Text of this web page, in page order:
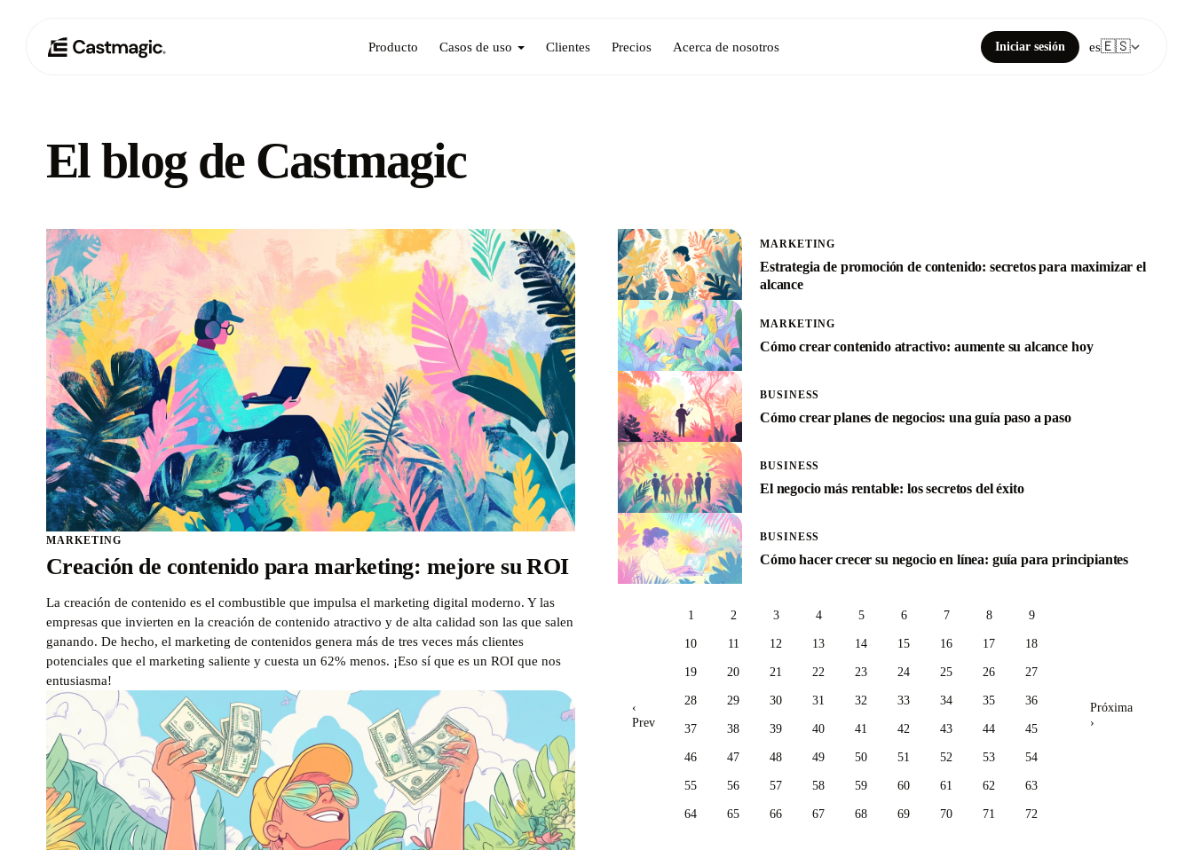
Producto Casos de uso Clientes Precios Acerca de nosotros Iniciar sesión es🇪🇸
El blog de Castmagic
MARKETING
Creación de contenido para marketing: mejore su ROI
La creación de contenido es el combustible que impulsa el marketing digital moderno. Y las
empresas que invierten en la creación de contenido atractivo y de alta calidad son las que salen
ganando. De hecho, el marketing de contenidos genera más de tres veces más clientes
potenciales que el marketing saliente y cuesta un 62% menos. ¡Eso sí que es un ROI que nos
entusiasma!
MARKETING
Estrategia de promoción de contenido: secretos para maximizar el
alcance
MARKETING
Cómo crear contenido atractivo: aumente su alcance hoy
BUSINESS
Cómo crear planes de negocios: una guía paso a paso
BUSINESS
El negocio más rentable: los secretos del éxito
BUSINESS
Cómo hacer crecer su negocio en línea: guía para principiantes
‹
Prev
1 2 3 4 5 6 7 8 9
10 11 12 13 14 15 16 17 18
19 20 21 22 23 24 25 26 27
28 29 30 31 32 33 34 35 36
37 38 39 40 41 42 43 44 45
46 47 48 49 50 51 52 53 54
55 56 57 58 59 60 61 62 63
64 65 66 67 68 69 70 71 72
Próxima
›